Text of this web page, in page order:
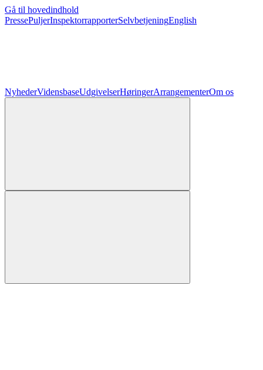
Gå til hovedindhold
PressePuljerInspektorrapporterSelvbetjeningEnglish
NyhederVidensbaseUdgivelserHøringerArrangementerOm os